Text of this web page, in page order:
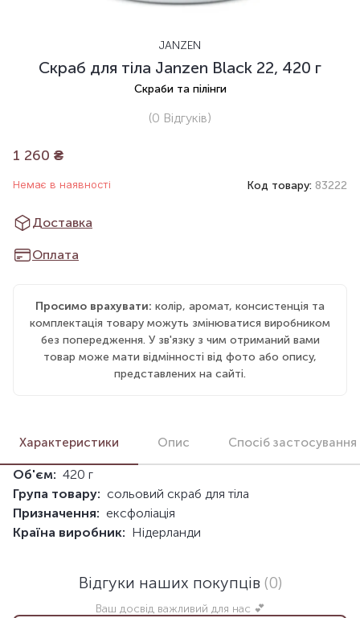
JANZEN
Скраб для тіла Janzen Black 22, 420 г
Скраби та пілінги
(0 Відгуків)
1 260 ₴
Немає в наявності Код товару: 83222
Доставка
Оплата
Просимо врахувати: колір, аромат, консистенція та
комплектація товару можуть змінюватися виробником
без попередження. У зв'язку з чим отриманий вами
товар може мати відмінності від фото або опису,
представлених на сайті.
Характеристики Опис Спосіб застосування
Об'єм: 420 г
Група товару: сольовий скраб для тіла
Призначення: ексфоліація
Країна виробник: Нідерланди
Відгуки наших покупців (0)
Ваш досвід важливий для нас 💕